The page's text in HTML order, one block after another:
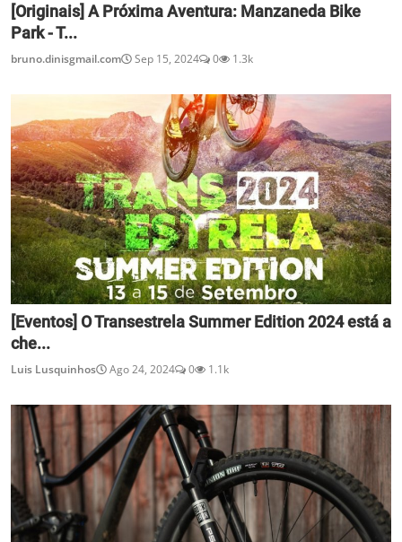
[Originais] A Próxima Aventura: Manzaneda Bike
Park - T...
bruno.dinisgmail.com Sep 15, 2024 0 1.3k
[Eventos] O Transestrela Summer Edition 2024 está a
che...
Luis Lusquinhos Ago 24, 2024 0 1.1k